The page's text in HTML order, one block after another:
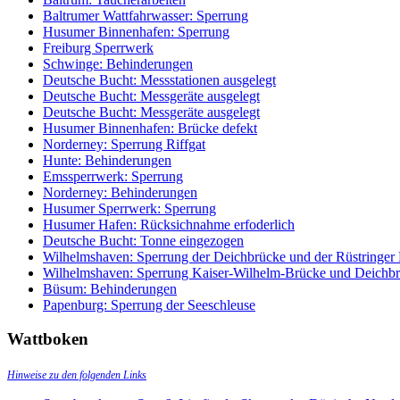
Baltrumer Wattfahrwasser: Sperrung
Husumer Binnenhafen: Sperrung
Freiburg Sperrwerk
Schwinge: Behinderungen
Deutsche Bucht: Messstationen ausgelegt
Deutsche Bucht: Messgeräte ausgelegt
Deutsche Bucht: Messgeräte ausgelegt
Husumer Binnenhafen: Brücke defekt
Norderney: Sperrung Riffgat
Hunte: Behinderungen
Emssperrwerk: Sperrung
Norderney: Behinderungen
Husumer Sperrwerk: Sperrung
Husumer Hafen: Rücksichnahme erfoderlich
Deutsche Bucht: Tonne eingezogen
Wilhelmshaven: Sperrung der Deichbrücke und der Rüstringer
Wilhelmshaven: Sperrung Kaiser-Wilhelm-Brücke und
Büsum: Behinderungen
Papenburg: Sperrung der Seeschleuse
Wattboken
Hinweise zu den folgenden Links